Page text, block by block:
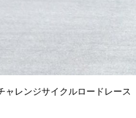
ャレンジサイクルロードレー